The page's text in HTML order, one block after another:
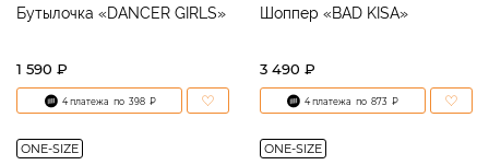
Бутылочка «DANCER GIRLS»
1 590 ₽
4 платежа по 398 ₽
ONE-SIZE
Шоппер «BAD KISA»
3 490 ₽
4 платежа по 873 ₽
ONE-SIZE